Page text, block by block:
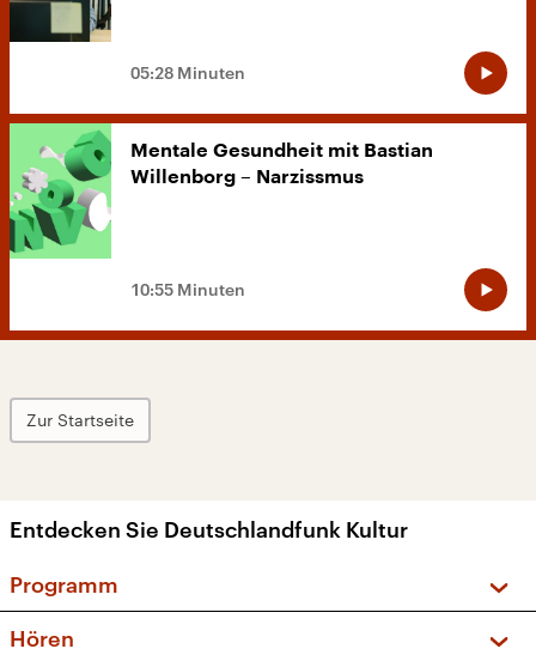
05:28 Minuten
Mentale Gesundheit mit Bastian
Willenborg – Narzissmus
10:55 Minuten
Zur Startseite
Entdecken Sie Deutschlandfunk Kultur
Programm
Hören